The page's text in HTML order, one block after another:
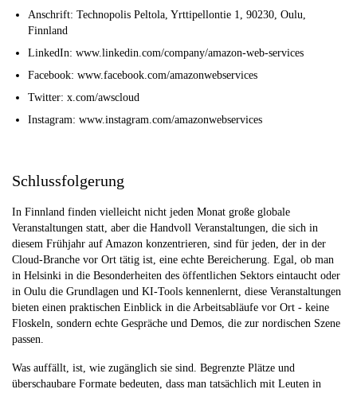
Anschrift: Technopolis Peltola, Yrttipellontie 1, 90230, Oulu,
Finnland
LinkedIn: www.linkedin.com/company/amazon-web-services
Facebook: www.facebook.com/amazonwebservices
Twitter: x.com/awscloud
Instagram: www.instagram.com/amazonwebservices
Schlussfolgerung
In Finnland finden vielleicht nicht jeden Monat große globale
Veranstaltungen statt, aber die Handvoll Veranstaltungen, die sich in
diesem Frühjahr auf Amazon konzentrieren, sind für jeden, der in der
Cloud-Branche vor Ort tätig ist, eine echte Bereicherung. Egal, ob man
in Helsinki in die Besonderheiten des öffentlichen Sektors eintaucht oder
in Oulu die Grundlagen und KI-Tools kennenlernt, diese Veranstaltungen
bieten einen praktischen Einblick in die Arbeitsabläufe vor Ort - keine
Floskeln, sondern echte Gespräche und Demos, die zur nordischen Szene
passen.
Was auffällt, ist, wie zugänglich sie sind. Begrenzte Plätze und
überschaubare Formate bedeuten, dass man tatsächlich mit Leuten in